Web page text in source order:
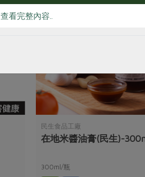
民生食品工廠
在地米醬油膏(民生)-
300ml/瓶
查看完整內容..